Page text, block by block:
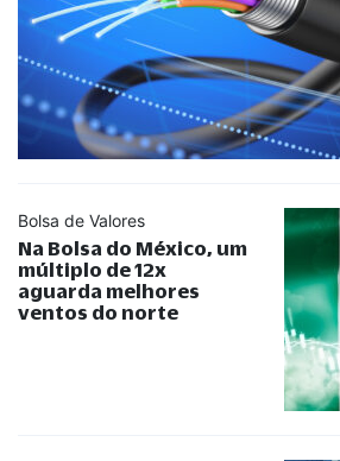
Bolsa de Valores
Na Bolsa do México, um
múltiplo de 12x
aguarda melhores
ventos do norte